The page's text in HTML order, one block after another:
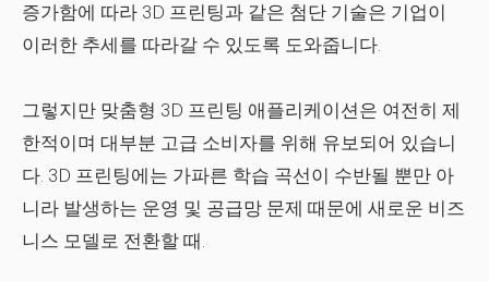
증가함에 따라 3D 프린팅과 같은 첨단 기술은 기업이
이러한 추세를 따라갈 수 있도록 도와줍니다.
그렇지만 맞춤형 3D 프린팅 애플리케이션은 여전히 ​​제
한적이며 대부분 고급 소비자를 위해 유보되어 있습니
다. 3D 프린팅에는 가파른 학습 곡선이 수반될 뿐만 아
니라 발생하는 운영 및 공급망 문제 때문에 새로운 비즈
니스 모델로 전환할 때.